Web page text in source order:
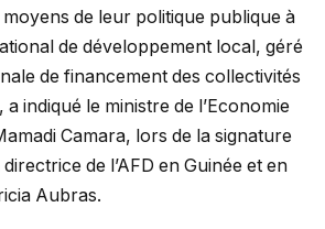
moyens de leur politique publique à
de développement local, géré
de financement des collectivités
indiqué le ministre de l’Economie
Camara, lors de la signature
de l’AFD en Guinée et en
Aubras.